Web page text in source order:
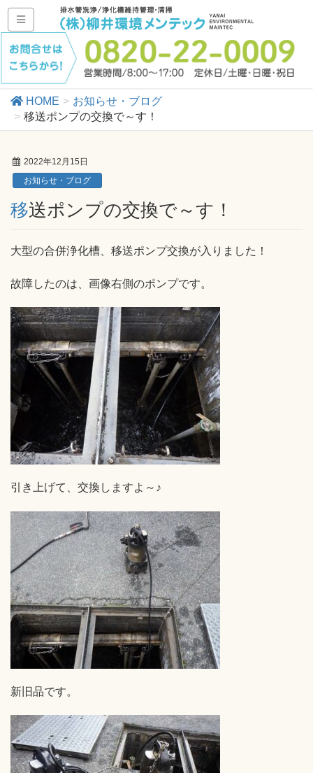
HOME
お知らせ・ブログ
移送ポンプの交換で～す！
2022年12月15日
お知らせ・ブログ
移送ポンプの交換で～す！
大型の合併浄化槽、移送ポンプ交換が入りました！
故障したのは、画像右側のポンプです。
引き上げて、交換しますよ～♪
新旧品です。